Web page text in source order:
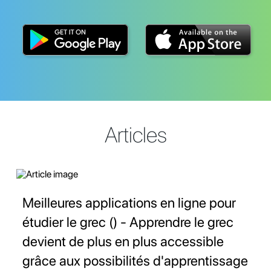
Articles
Meilleures applications en ligne pour
étudier le grec () - Apprendre le grec
devient de plus en plus accessible
grâce aux possibilités d'apprentissage